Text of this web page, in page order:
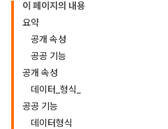
이 페이지의 내용
요약
공개 속성
공공 기능
공개 속성
데이터_형식_
공공 기능
데이터형식